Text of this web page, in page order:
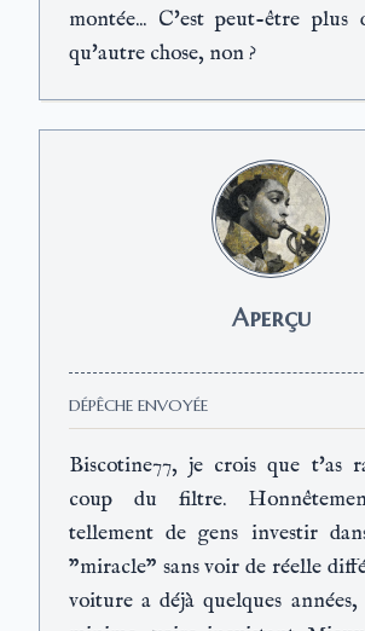
montée... C'est peut-être plus
qu'autre chose, non ?
Aperçu
DÉPÊCHE ENVOYÉE
Biscotine77, je crois que t'as
coup du filtre.
tellement de gens investir
"miracle" sans voir de réelle
voiture a déjà quelques